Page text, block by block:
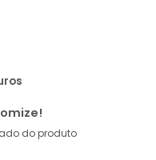
do produto